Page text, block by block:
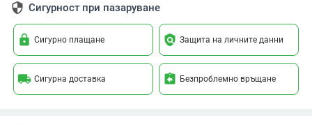
security Сигурност при пазаруване
lock Сигурно плащане policy Защита на личните данни
local_shipping Сигурна доставка assignment_return Безпроблемно връщане